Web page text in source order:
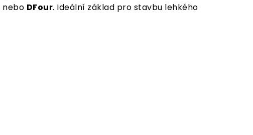
nebo DFour. Ideální základ pro stavbu lehkého